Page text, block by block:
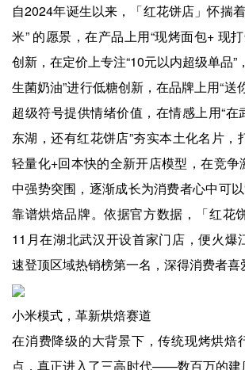
自2024年诞生以来，「红花饼店」怀揣
米” 的愿景，在产品上用“现烤面包+ 现
创新，在定价上专注“10元以内超级单品”
生菌奶油”进行低糖创新，在品牌上用“送
超级符号提供情绪价值，在情感上用“在
东湖，还有红花饼店”夯实本土化名片，
轻量化+回本快的全新开店模型，在竞争
中强势突围，逐渐成长为消费者心中可以
靠谱烘焙品牌。依据官方数据，「红花
11月在湖北武汉开设首家门店，便火爆
速登顶区域热销榜第一名，深得消费者喜
小米模式，革新烘焙赛道
在消费降级的大背景下，传统现烤烘焙
点，真正进入了三高时代——数百万的建